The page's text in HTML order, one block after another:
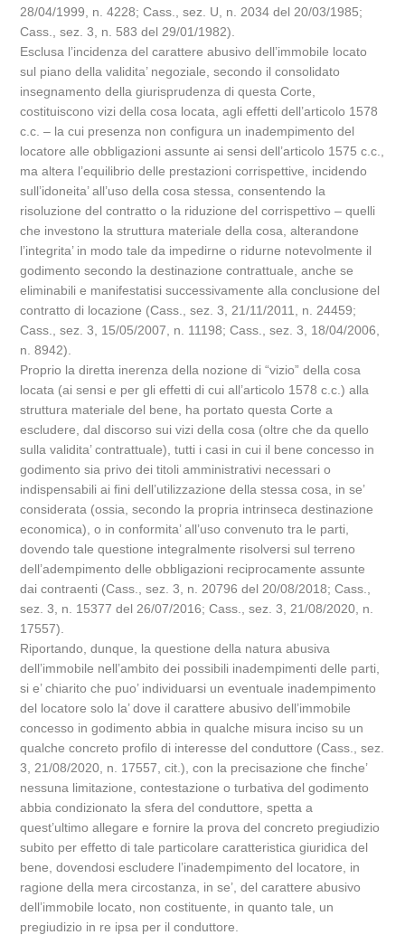
28/04/1999, n. 4228; Cass., sez. U, n. 2034 del 20/03/1985;
Cass., sez. 3, n. 583 del 29/01/1982).
Esclusa l’incidenza del carattere abusivo dell’immobile locato
sul piano della validita’ negoziale, secondo il consolidato
insegnamento della giurisprudenza di questa Corte,
costituiscono vizi della cosa locata, agli effetti dell’articolo 1578
c.c. – la cui presenza non configura un inadempimento del
locatore alle obbligazioni assunte ai sensi dell’articolo 1575 c.c.,
ma altera l’equilibrio delle prestazioni corrispettive, incidendo
sull’idoneita’ all’uso della cosa stessa, consentendo la
risoluzione del contratto o la riduzione del corrispettivo – quelli
che investono la struttura materiale della cosa, alterandone
l’integrita’ in modo tale da impedirne o ridurne notevolmente il
godimento secondo la destinazione contrattuale, anche se
eliminabili e manifestatisi successivamente alla conclusione del
contratto di locazione (Cass., sez. 3, 21/11/2011, n. 24459;
Cass., sez. 3, 15/05/2007, n. 11198; Cass., sez. 3, 18/04/2006,
n. 8942).
Proprio la diretta inerenza della nozione di “vizio” della cosa
locata (ai sensi e per gli effetti di cui all’articolo 1578 c.c.) alla
struttura materiale del bene, ha portato questa Corte a
escludere, dal discorso sui vizi della cosa (oltre che da quello
sulla validita’ contrattuale), tutti i casi in cui il bene concesso in
godimento sia privo dei titoli amministrativi necessari o
indispensabili ai fini dell’utilizzazione della stessa cosa, in se’
considerata (ossia, secondo la propria intrinseca destinazione
economica), o in conformita’ all’uso convenuto tra le parti,
dovendo tale questione integralmente risolversi sul terreno
dell’adempimento delle obbligazioni reciprocamente assunte
dai contraenti (Cass., sez. 3, n. 20796 del 20/08/2018; Cass.,
sez. 3, n. 15377 del 26/07/2016; Cass., sez. 3, 21/08/2020, n.
17557).
Riportando, dunque, la questione della natura abusiva
dell’immobile nell’ambito dei possibili inadempimenti delle parti,
si e’ chiarito che puo’ individuarsi un eventuale inadempimento
del locatore solo la’ dove il carattere abusivo dell’immobile
concesso in godimento abbia in qualche misura inciso su un
qualche concreto profilo di interesse del conduttore (Cass., sez.
3, 21/08/2020, n. 17557, cit.), con la precisazione che finche’
nessuna limitazione, contestazione o turbativa del godimento
abbia condizionato la sfera del conduttore, spetta a
quest’ultimo allegare e fornire la prova del concreto pregiudizio
subito per effetto di tale particolare caratteristica giuridica del
bene, dovendosi escludere l’inadempimento del locatore, in
ragione della mera circostanza, in se’, del carattere abusivo
dell’immobile locato, non costituente, in quanto tale, un
pregiudizio in re ipsa per il conduttore.